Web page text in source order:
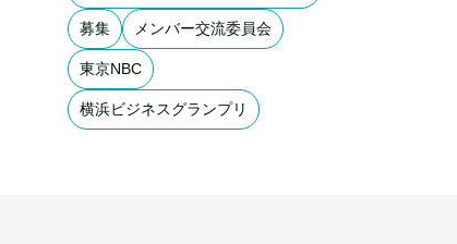
募集 メンバー交流委員会
東京NBC
横浜ビジネスグランプリ